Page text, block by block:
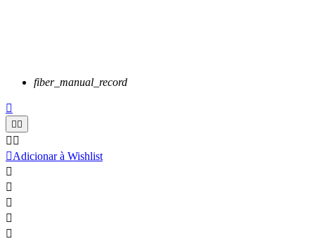
fiber_manual_record

 
 
Adicionar à Wishlist




